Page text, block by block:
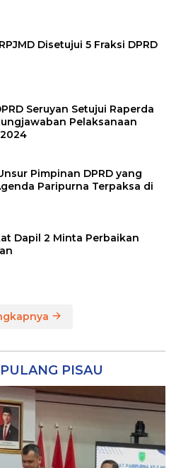
Disetujui 5 Fraksi DPRD
Seruyan Setujui Raperda
Pelaksanaan
Pimpinan DPRD yang
Paripurna Terpaksa di
Dapil 2 Minta Perbaikan
PISAU